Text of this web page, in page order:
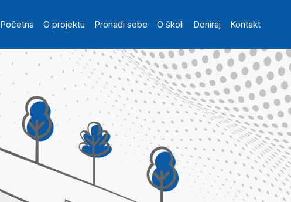
Main navigation
Početna O projektu Pronađi sebe O školi Doniraj Kontakt